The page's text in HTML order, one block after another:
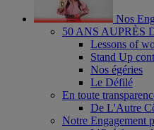
Nos
50 ANS AUPRÈS
Lessons of
Stand Up
Nos égéries
Le Défilé
En toute
De L'Autre
Notre Engagement